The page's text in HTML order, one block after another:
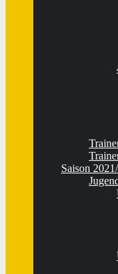
Saison